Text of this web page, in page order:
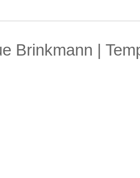
Brinkmann |